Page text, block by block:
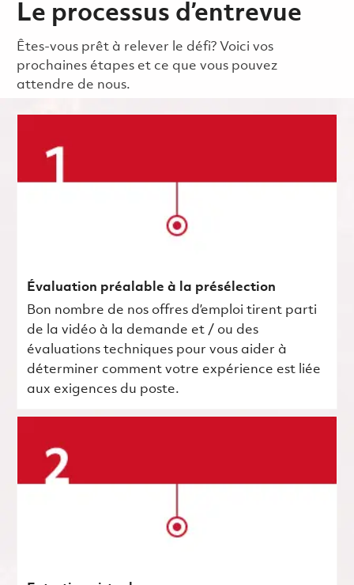
Le processus d’entrevue
Êtes-vous prêt à relever le défi? Voici vos
prochaines étapes et ce que vous pouvez
attendre de nous.
Évaluation préalable à la présélection
Bon nombre de nos offres d’emploi tirent parti
de la vidéo à la demande et / ou des
évaluations techniques pour vous aider à
déterminer comment votre expérience est liée
aux exigences du poste.